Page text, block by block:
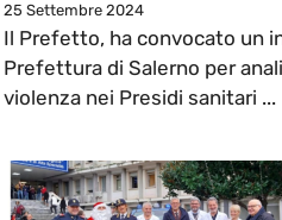
25 Settembre 2024
Il Prefetto, ha convocato un
Prefettura di Salerno per
violenza nei Presidi sanitari ...